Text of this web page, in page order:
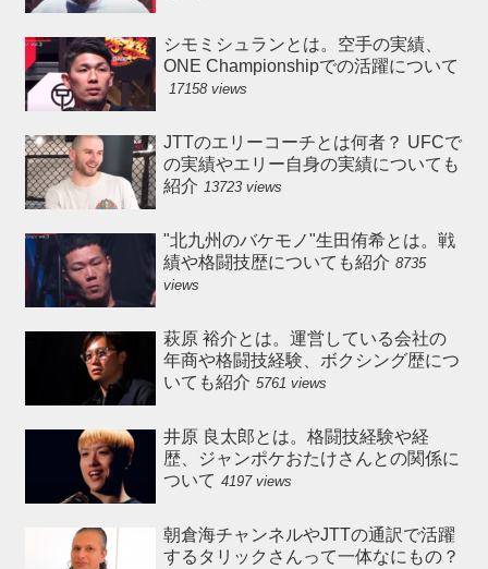
シモミシュランとは。空手の実績、
ONE Championshipでの活躍について
17158 views
JTTのエリーコーチとは何者？ UFCで
の実績やエリー自身の実績についても
紹介 13723 views
"北九州のバケモノ"生田侑希とは。戦
績や格闘技歴についても紹介 8735
views
萩原 裕介とは。運営している会社の
年商や格闘技経験、ボクシング歴につ
いても紹介 5761 views
井原 良太郎とは。格闘技経験や経
歴、ジャンポケおたけさんとの関係に
ついて 4197 views
朝倉海チャンネルやJTTの通訳で活躍
するタリックさんって一体なにもの？